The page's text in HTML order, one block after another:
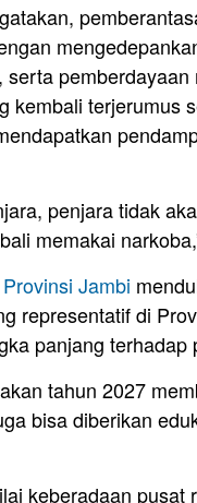
serta
kembali terjerumus
penjara tidak
memakai
Jambi
representatif di
panjang
tahun 2027
bisa diberikan
keberadaan